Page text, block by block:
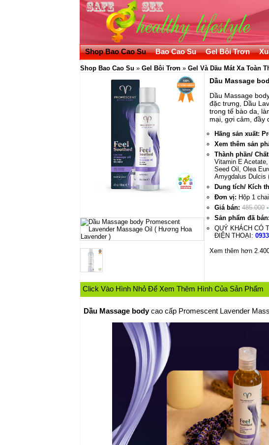
Shop Bao Cao Su Bao Cao Su Gel Bôi Trơn
Shop Bao Cao Su » Gel Bôi Trơn » Gel Và Dầu Mát Xa Toàn
Dầu Massage
Dầu Massage
đặc trưng, Dầu
trong tế bào da,
mại, gợi cảm, đầy
Hãng sản xuất:
Xem thêm sản
Thành phần/
Vitamin E
Seed Oil, Olea
Amygdalus Dulcis
Dung tích/ Kích
Đơn vị: Hộp 1 chai
Giá bán: 485.000 -
Sản phẩm đã bán:
QUÝ KHÁCH CÓ
ĐIỆN THOẠI:
Xem thêm hơn
Click Vào Hình Nhỏ Để Xem Thêm Hình Của Sản Phẩm
Dầu Massage bodycao cấp Promescent Lavender